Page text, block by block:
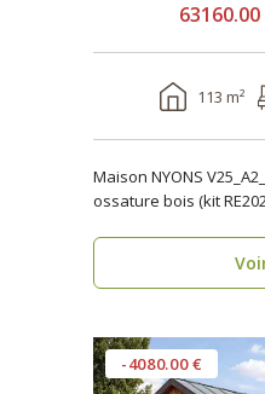
63160.00
113 m²
Maison NYONS
ossature bois (kit
-4080.00 €